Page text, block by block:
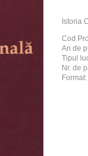
Istoria
Cod
An de
Tipul
Nr. de
Format: